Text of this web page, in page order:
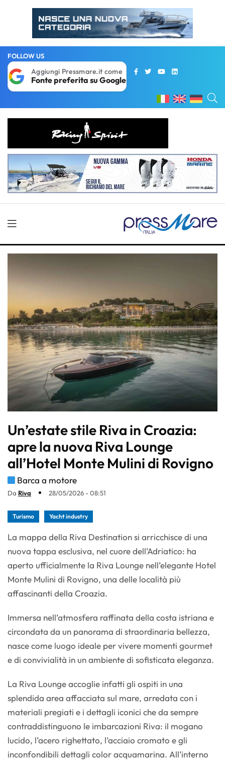
FOLLOW US
Aggiungi Pressmare.it come
Fonte preferita su Google
Un’estate stile Riva in Croazia:
apre la nuova Riva Lounge
all’Hotel Monte Mulini di Rovigno
Barca a motore
Da Riva 28/05/2026 - 08:51
Turismo Yacht industry
La mappa della Riva Destination si arricchisce di una
nuova tappa esclusiva, nel cuore dell’Adriatico: ha
aperto ufficialmente la Riva Lounge nell’elegante Hotel
Monte Mulini di Rovigno, una delle località più
affascinanti della Croazia.
Immersa nell’atmosfera raffinata della costa istriana e
circondata da un panorama di straordinaria bellezza,
nasce come luogo ideale per vivere momenti gourmet
e di convivialità in un ambiente di sofisticata eleganza.
La Riva Lounge accoglie infatti gli ospiti in una
splendida area affacciata sul mare, arredata con i
materiali pregiati e i dettagli iconici che da sempre
contraddistinguono le imbarcazioni Riva: il mogano
lucido, l’acero righettato, l’acciaio cromato e gli
inconfondibili dettagli color acquamarina. All’interno